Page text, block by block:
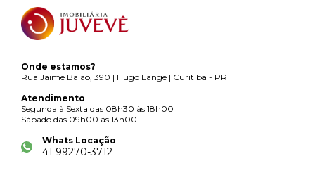
Onde estamos?
Rua Jaime Balão, 390 | Hugo Lange | Curitiba - PR
Atendimento
Segunda à Sexta das 08h30 às 18h00
Sábado das 09h00 às 13h00
Whats Locação
41 99270-3712